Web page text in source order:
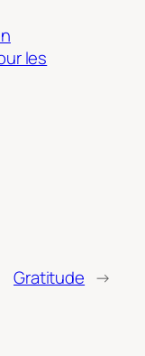
les
Gratitude →